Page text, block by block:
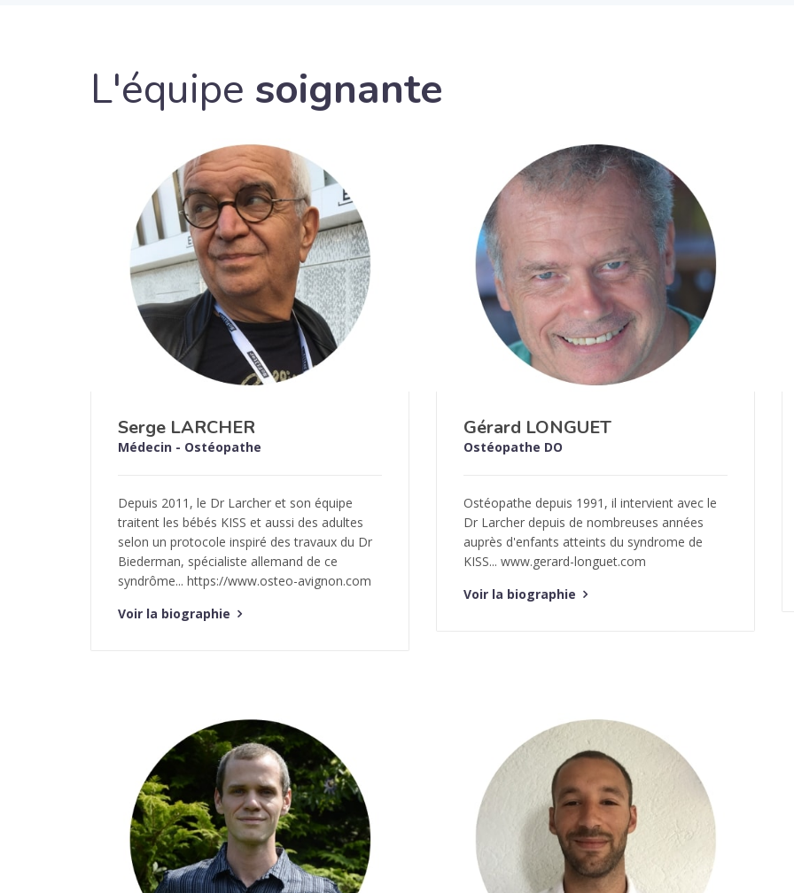
L'équipe soignante
Serge LARCHER
Médecin - Ostéopathe
Depuis 2011, le Dr Larcher et son équipe
traitent les bébés KISS et aussi des adultes
selon un protocole inspiré des travaux du Dr
Biederman, spécialiste allemand de ce
syndrôme... https://www.osteo-avignon.com
Voir la biographie
Gérard LONGUET
Ostéopathe DO
Ostéopathe depuis 1991, il intervient avec le
Dr Larcher depuis de nombreuses années
auprès d'enfants atteints du syndrome de
KISS... www.gerard-longuet.com
Voir la biographie